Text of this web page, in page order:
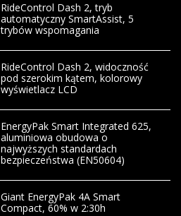
RideControl Dash 2, tryb
automatyczny SmartAssist, 5
trybów wspomagania
RideControl Dash 2, widoczność
pod szerokim kątem, kolorowy
wyświetlacz LCD
EnergyPak Smart Integrated 625,
aluminiowa obudowa o
najwyższych standardach
bezpieczeństwa (EN50604)
Giant EnergyPak 4A Smart
Compact, 60% w 2:30h